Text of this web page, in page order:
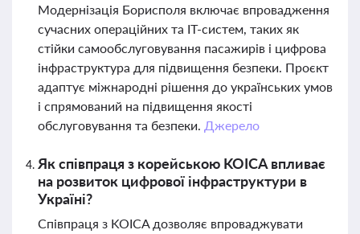
Модернізація Борисполя включає впровадження
сучасних операційних та ІТ-систем, таких як
стійки самообслуговування пасажирів і цифрова
інфраструктура для підвищення безпеки. Проєкт
адаптує міжнародні рішення до українських умов
і спрямований на підвищення якості
обслуговування та безпеки. Джерело
Як співпраця з корейською KOICA впливає
на розвиток цифрової інфраструктури в
Україні?
Співпраця з KOICA дозволяє впроваджувати